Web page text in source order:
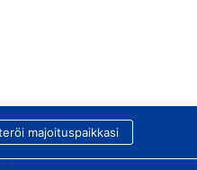
majoituspaikkasi